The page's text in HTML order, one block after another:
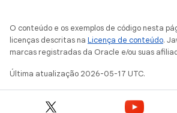
O conteúdo e os exemplos de código nesta
licenças descritas na Licença de conteúdo.
marcas registradas da Oracle e/ou suas
Última atualização 2026-05-17 UTC.